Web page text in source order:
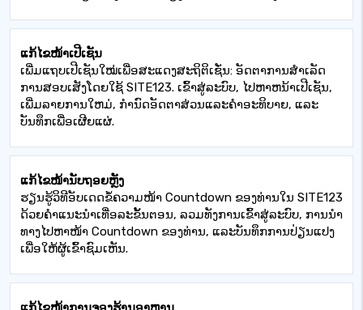
ແກ້ໄຂໜ້າເປີເຊັນ
ເພີ່ມແຖບເປີເຊັນໃໝ່ເພື່ອສະແດງສະຖິຕິເຊັ່ນ: ອັດຕາການສຳເລັດ
ການສອບເສັງໂດຍໃຊ້ SITE123. ເຂົ້າສູ່ລະບົບ, ໄປຫາຫນ້າເປີເຊັນ,
ເພີ່ມລາຍການໃຫມ່, ກໍານົດອັດຕາສ່ວນແລະຄໍາອະທິບາຍ, ແລະ
ບັນທຶກເພື່ອເຜີຍແຜ່.
ແກ້ໄຂໜ້ານັບຖອຍຫຼັງ
ຮຽນຮູ້ວິທີອັບເດດຂໍ້ຄວາມໜ້າ Countdown ຂອງທ່ານໃນ SITE123
ດ້ວຍຄຳແນະນຳເທື່ອລະຂັ້ນຕອນ, ລວມທັງການເຂົ້າສູ່ລະບົບ, ການນຳ
ທາງໄປຫາໜ້າ Countdown ຂອງທ່ານ, ແລະບັນທຶກການປ່ຽນແປງ
ເພື່ອໃຫ້ຜູ້ເຂົ້າຊົມເຫັນ.